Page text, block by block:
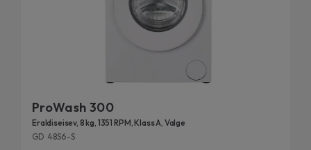
ProWash 300
Eraldiseisev, 8 kg, 1351 RPM, Klass A, Valge
GD 48S6-S